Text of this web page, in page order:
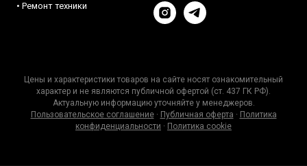
• Ремонт техники
Цены и характеристики товаров на сайте носят ознакомительный
характер и не являются публичной офертой (ст. 437 ГК РФ).
Актуальную информацию уточняйте у менеджеров.
Пользовательское соглашение· Публичная оферта · Политика
конфиденциальности · Политика cookie